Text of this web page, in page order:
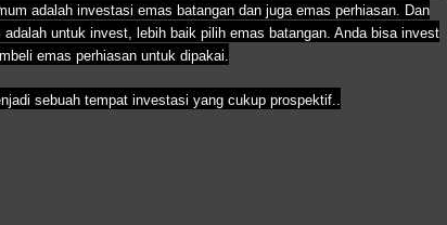
adalah investasi emas batangan dan juga emas perhiasan. Dan
untuk invest, lebih baik pilih emas batangan. Anda bisa invest
emas perhiasan untuk dipakai.
sebuah tempat investasi yang cukup prospektif..